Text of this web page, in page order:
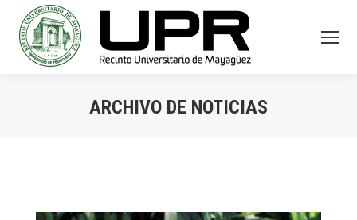
ARCHIVO DE NOTICIAS